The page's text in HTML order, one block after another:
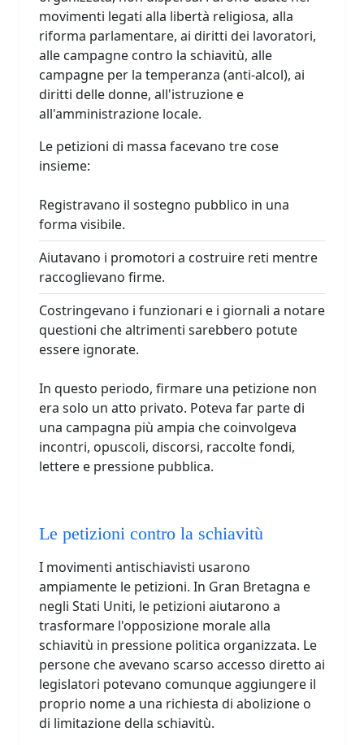
movimenti legati alla libertà religiosa, alla
riforma parlamentare, ai diritti dei lavoratori,
alle campagne contro la schiavitù, alle
campagne per la temperanza (anti-alcol), ai
diritti delle donne, all'istruzione e
all'amministrazione locale.
Le petizioni di massa facevano tre cose
insieme:
Registravano il sostegno pubblico in una
forma visibile.
Aiutavano i promotori a costruire reti mentre
raccoglievano firme.
Costringevano i funzionari e i giornali a notare
questioni che altrimenti sarebbero potute
essere ignorate.
In questo periodo, firmare una petizione non
era solo un atto privato. Poteva far parte di
una campagna più ampia che coinvolgeva
incontri, opuscoli, discorsi, raccolte fondi,
lettere e pressione pubblica.
Le petizioni contro la schiavitù
I movimenti antischiavisti usarono
ampiamente le petizioni. In Gran Bretagna e
negli Stati Uniti, le petizioni aiutarono a
trasformare l'opposizione morale alla
schiavitù in pressione politica organizzata. Le
persone che avevano scarso accesso diretto ai
legislatori potevano comunque aggiungere il
proprio nome a una richiesta di abolizione o
di limitazione della schiavitù.